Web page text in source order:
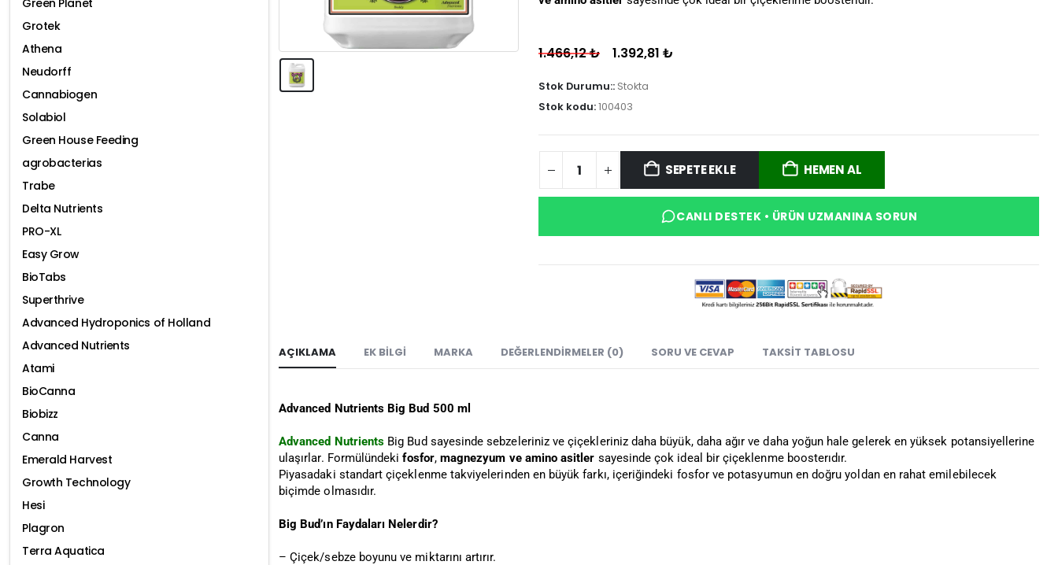
1.466,12₺ 1.392,81 ₺
Stok Durumu:: Stokta
Stok kodu:100403
SEPETE EKLE HEMEN AL
CANLI DESTEK • ÜRÜN UZMANINA SORUN
AÇIKLAMA EK BILGI MARKA DEĞERLENDIRMELER (0) SORU VE CEVAP TAKSIT TABLOSU
Advanced Nutrients Big Bud 500 ml
Advanced Nutrients Big Bud sayesinde sebzeleriniz ve çiçekleriniz daha büyük, daha ağır ve daha yoğun hale gelerek en yüksek potansiyellerine
ulaşırlar. Formülündekifosfor, magnezyum ve amino asitler sayesinde çok ideal bir çiçeklenme boosterıdır.
Piyasadaki standart çiçeklenme takviyelerinden en büyük farkı, içeriğindeki fosfor ve potasyumun en doğru yoldan en rahat emilebilecek
biçimde olmasıdır.
Big Bud’ın Faydaları Nelerdir?
– Çiçek/sebze boyunu ve miktarını artırır.
Green Planet
Grotek
Athena
Neudorff
Cannabiogen
Solabiol
Green House Feeding
agrobacterias
Trabe
Delta Nutrients
PRO-XL
Easy Grow
BioTabs
Superthrive
Advanced Hydroponics of Holland
Advanced Nutrients
Atami
BioCanna
Biobizz
Canna
Emerald Harvest
Growth Technology
Hesi
Plagron
Terra Aquatica